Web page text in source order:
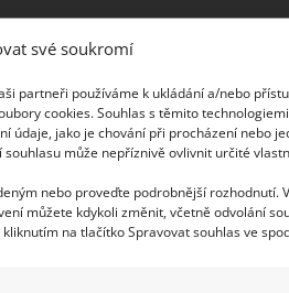
své soukromí
partneři používáme k ukládání a/nebo
cookies. Souhlas s těmito
údaje, jako je chování při procházení nebo
může nepříznivě ovlivnit určité
nebo proveďte podrobnější rozhodnutí.
můžete kdykoli změnit, včetně odvolání
na tlačítko Spravovat souhlas ve
pro naše zdraví a
Doma pravidelně
měla věnovat větší
nedostatku
a také zhoršení spár
nebo odtok, obraťte
opotřebení.